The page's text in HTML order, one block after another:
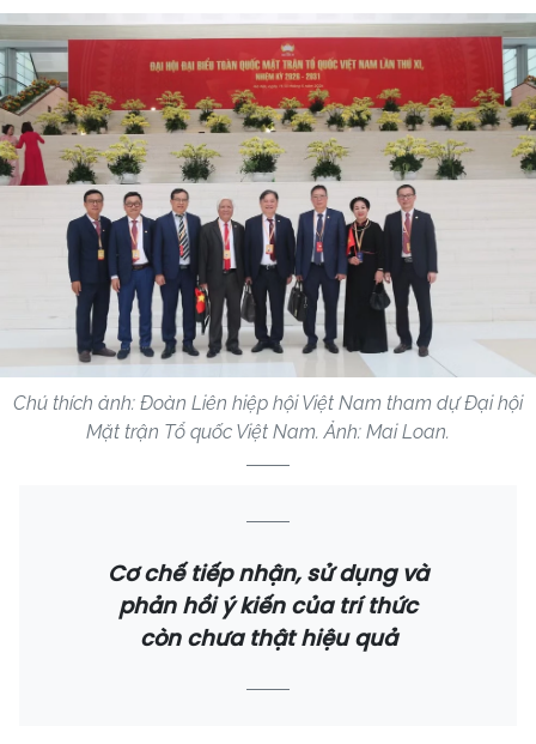
Chú thích ảnh: Đoàn Liên hiệp hội Việt Nam tham dự Đại hội
Mặt trận Tổ quốc Việt Nam. Ảnh: Mai Loan.
Cơ chế tiếp nhận, sử dụng và
phản hồi ý kiến của trí thức
còn chưa thật hiệu quả